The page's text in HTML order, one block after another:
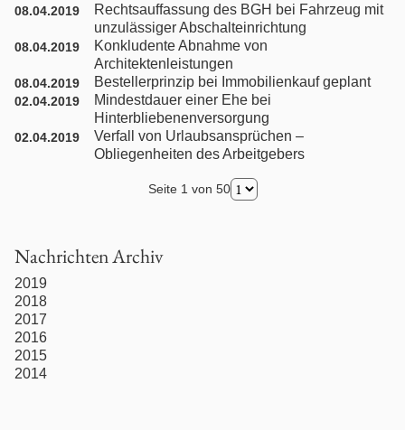
Nebenklage / Opferrecht
Ordnungswidrigkeiten / Bußgeldrecht
Scheidungsrecht
Türkisches Handelsrecht
Türkisches Wirtschaftsrecht
08.04.2019
Rechtsauffassung des BGH bei Fahrzeug mit
unzulässiger Abschalteinrichtung
08.04.2019
Konkludente Abnahme von
Architektenleistungen
08.04.2019 Bestellerprinzip bei Immobilienkauf geplant
02.04.2019
Mindestdauer einer Ehe bei
Hinterbliebenenversorgung
02.04.2019
Verfall von Urlaubsansprüchen –
Obliegenheiten des Arbeitgebers
Seite 1 von 50
Nachrichten Archiv
2019
2018
2017
2016
2015
2014